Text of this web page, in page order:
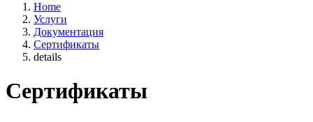
Home
Услуги
Документация
Сертификаты
details
Сертификаты